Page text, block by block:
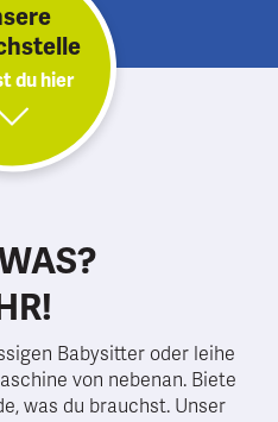
du hier
Babysitter oder leihe
von nebenan. Biete
was du brauchst. Unser